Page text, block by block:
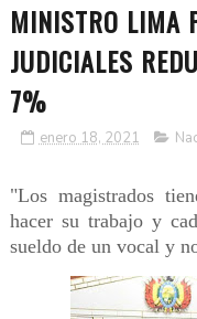
MINISTRO LIMA
JUDICIALES
7%
enero 18, 2021
"Los magistrados
hacer su trabajo y
sueldo de un vocal y